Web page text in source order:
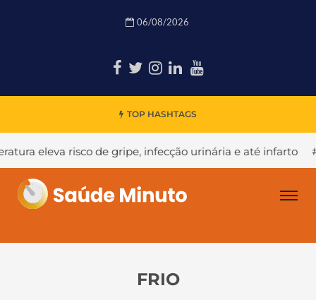
06/08/2026
TOP HASHTAGS
eleva risco de gripe, infecção urinária e até infarto
FRIO